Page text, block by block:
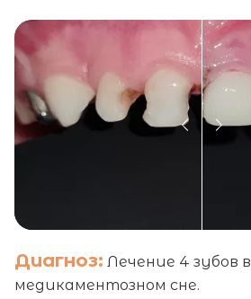
Диагноз: Лечение 4 зубов в
медикаментозном сне.